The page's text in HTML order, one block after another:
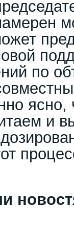
по
ясно,
и